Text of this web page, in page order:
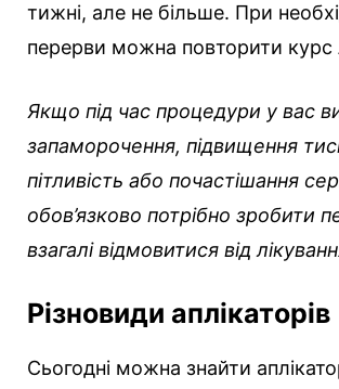
тижні, але не більше. При
перерви можна повторити курс
Якщо під час процедури у вас
запаморочення, підвищення
пітливість або почастішання
обов’язково потрібно зробити
взагалі відмовитися від
Різновиди аплікаторів
Сьогодні можна знайти